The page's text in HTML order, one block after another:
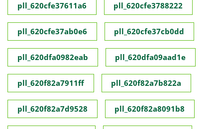
pll_620cfe37611a6 pll_620cfe3788222
pll_620cfe37ab0e6 pll_620cfe37cb0dd
pll_620dfa0982eab pll_620dfa09aad1e
pll_620f82a7911ff pll_620f82a7b822a
pll_620f82a7d9528 pll_620f82a8091b8